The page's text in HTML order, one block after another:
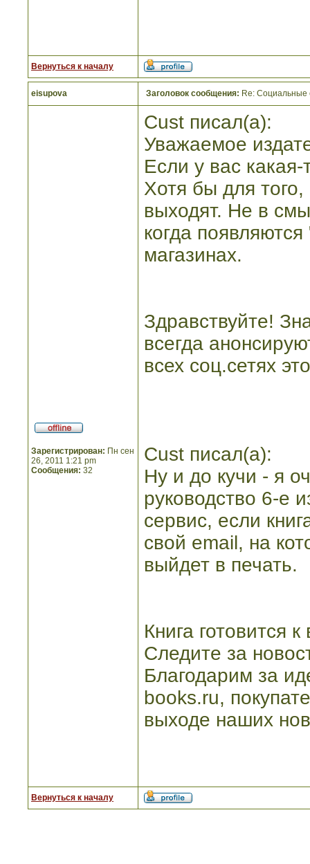
Вернуться к началу
eisupova Заголовок сообщения: Re: Социальные
Зарегистрирован: Пн сен
26, 2011 1:21 pm
Сообщения: 32
Cust писал(а):
Уважаемое
Если у вас какая-
Хотя бы для того,
выходят. Не в
когда
магазинах.
Здравствуйте!
всегда
всех соц.сетях
Cust писал(а):
Ну и до кучи - я
руководство 6-е
сервис, если
свой email, на
выйдет в печать.
Книга готовится
Следите за
Благодарим за
books.ru,
выходе наших
Вернуться к началу